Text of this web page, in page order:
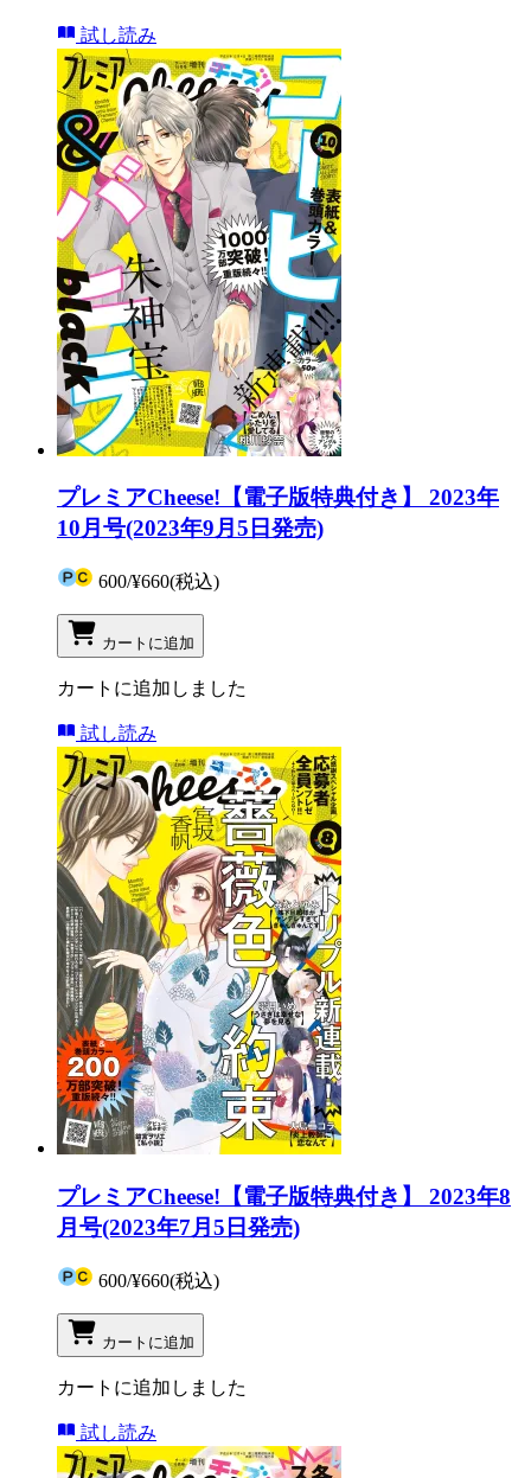
試し読み
プレミアCheese!【電子版特典付き】 2023年
10月号(2023年9月5日発売)
600/¥660(税込)
カートに追加
カートに追加しました
試し読み
プレミアCheese!【電子版特典付き】 2023年8
月号(2023年7月5日発売)
600/¥660(税込)
カートに追加
カートに追加しました
試し読み